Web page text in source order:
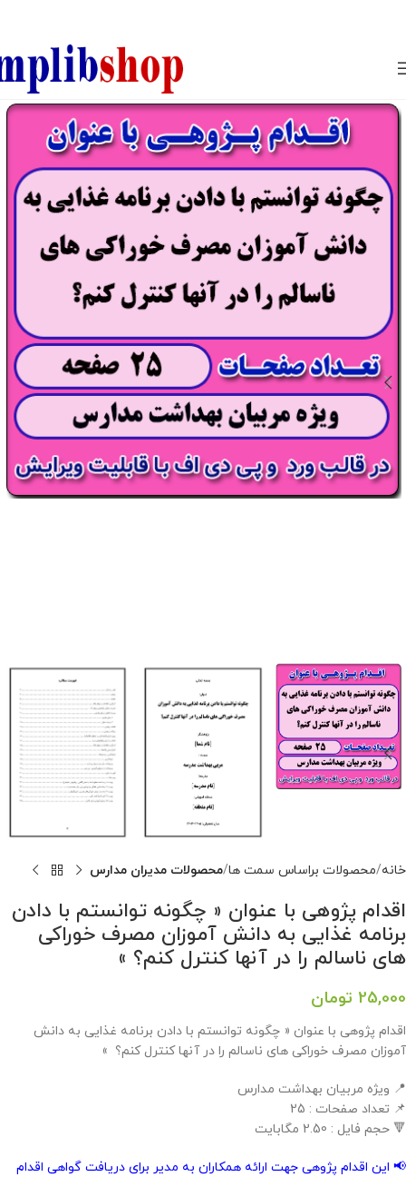
خانه محصولات براساس سمت ها محصولات مدیران مدارس
اقدام پژوهی با عنوان « چگونه توانستم با دادن
برنامه غذایی به دانش آموزان مصرف خوراکی
های ناسالم را در آنها کنترل کنم؟ »
25,000 تومان
اقدام پژوهی با عنوان « چگونه توانستم با دادن برنامه غذایی به دانش
آموزان مصرف خوراکی های ناسالم را در آنها کنترل کنم؟ »
📍 ویژه مربیان بهداشت مدارس
📌 تعداد صفحات : 25
🔻 حجم فایل : 2.50 مگابایت
📢 این اقدام پژوهی جهت ارائه همکاران به مدیر برای دریافت گواهی اقدام